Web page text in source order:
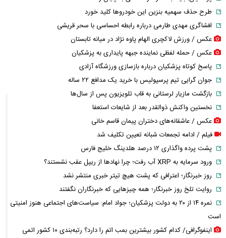
طرح حذف سهمیه بنزین این خودرو‌ها کلید خورد
افشاگری مهدی طارمی درباره رابطه احساسی با سحر قریشی
عکس / ورزش لاکچری الهام پاوه نژاد در میانه تابستان
عکس / حمله لفظی نماینده جبهه پایداری به پزشکیان
پاسخ کوتاه پزشکیان درباره بازسازی ورزشگاه آزادی
جوان گرایی تیم پرسپولیس با خرید یک مدافع ۲۲ ساله
بازگشت مازیار لرستانی به قاب تلویزیون پس از سال‌ها
نخستین واکنش ذوالقدر بعد از شایعات استعفا
عکس / عاشقانه‌های دختران پیمان قاسم خانی
فیلم / ادامه تجمعات شبانه تعیین تکلیف شد
پشت پرده واگذاری ۱۲ درصد هلدینگ خلیج فارس
ورود سرمایه به XRP آب رفت؛ چرا نهادها از ریپل عقب نشستند؟
روز خبرنگار؛ اعترافی که پشت هیچ تیتر خبری منتشر نشد
روایت تلخ روز خبرنگار؛ همه چیزهایی که خبرنگاران نگفتند
نمره ۱۴ از ۲۰ به دولت پزشکیان؛ جواد امام: سیاست‌های اجتماعی هنوز امنیتی
است
اینفوگرافی/ کدام کشور بیشترین بمب اتم را دارد؟ رتبه‌بندی ۱۰ کشور اتمی